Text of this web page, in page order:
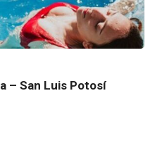
– San Luis Potosí